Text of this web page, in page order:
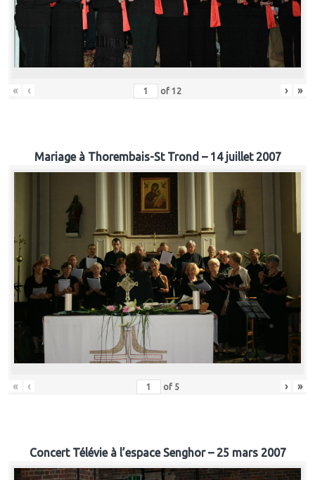
« ‹ of 12 › »
Mariage à Thorembais-St Trond – 14 juillet 2007
« ‹ of 5 › »
Concert Télévie à l’espace Senghor – 25 mars 2007